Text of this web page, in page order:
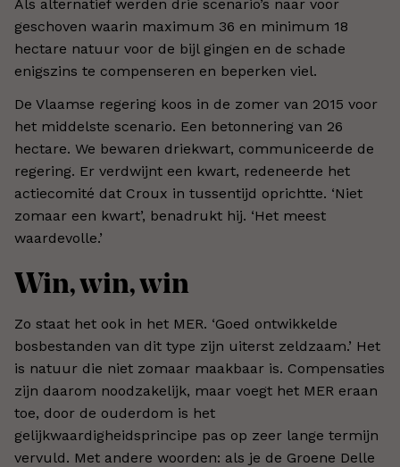
Als alternatief werden drie scenario’s naar voor
geschoven waarin maximum 36 en minimum 18
hectare natuur voor de bijl gingen en de schade
enigszins te compenseren en beperken viel.
De Vlaamse regering koos in de zomer van 2015 voor
het middelste scenario. Een betonnering van 26
hectare. We bewaren driekwart, communiceerde de
regering. Er verdwijnt een kwart, redeneerde het
actiecomité dat Croux in tussentijd oprichtte. ‘Niet
zomaar een kwart’, benadrukt hij. ‘Het meest
waardevolle.’
Win, win, win
Zo staat het ook in het MER. ‘Goed ontwikkelde
bosbestanden van dit type zijn uiterst zeldzaam.’ Het
is natuur die niet zomaar maakbaar is. Compensaties
zijn daarom noodzakelijk, maar voegt het MER eraan
toe, door de ouderdom is het
gelijkwaardigheidsprincipe pas op zeer lange termijn
vervuld. Met andere woorden: als je de Groene Delle